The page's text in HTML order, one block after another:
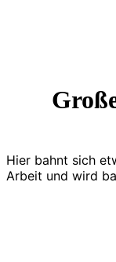
Hier bahnt sich
Arbeit und wird